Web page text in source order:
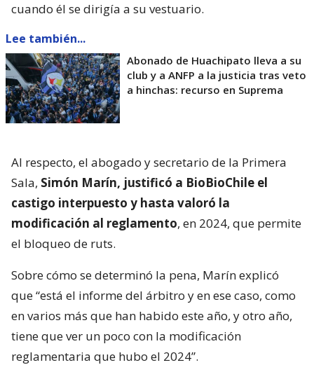
cuando él se dirigía a su vestuario.
Lee también...
Abonado de Huachipato lleva a su
club y a ANFP a la justicia tras veto
a hinchas: recurso en Suprema
Al respecto, el abogado y secretario de la Primera
Sala, Simón Marín, justificó a BioBioChile el
castigo interpuesto y hasta valoró la
modificación al reglamento, en 2024, que permite
el bloqueo de ruts.
Sobre cómo se determinó la pena, Marín explicó
que “está el informe del árbitro y en ese caso, como
en varios más que han habido este año, y otro año,
tiene que ver un poco con la modificación
reglamentaria que hubo el 2024”.